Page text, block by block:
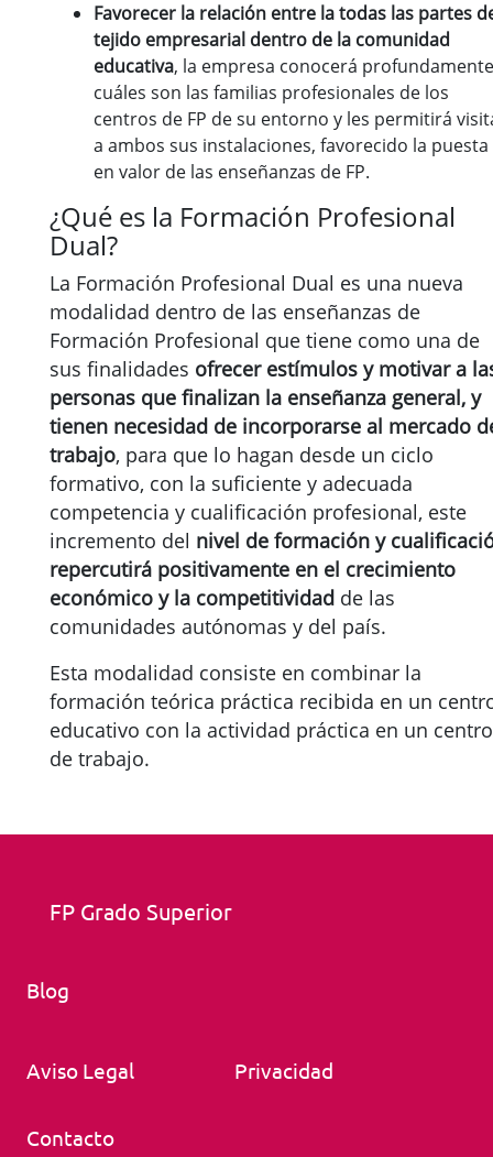
Favorecer la relación entre la todas las partes
tejido empresarial dentro de la comunidad
educativa, la empresa conocerá profundamente
cuáles son las familias profesionales de los
centros de FP de su entorno y les permitirá
a ambos sus instalaciones, favorecido la puesta
en valor de las enseñanzas de FP.
¿Qué es la Formación Profesional
Dual?
La Formación Profesional Dual es una nueva
modalidad dentro de las enseñanzas de
Formación Profesional que tiene como una de
sus finalidades ofrecer estímulos y motivar a
personas que finalizan la enseñanza general, y
tienen necesidad de incorporarse al mercado
trabajo, para que lo hagan desde un ciclo
formativo, con la suficiente y adecuada
competencia y cualificación profesional, este
incremento del nivel de formación y
repercutirá positivamente en el crecimiento
económico y la competitividad de las
comunidades autónomas y del país.
Esta modalidad consiste en combinar la
formación teórica práctica recibida en un
educativo con la actividad práctica en un centro
de trabajo.
FP Grado Superior
Blog
Aviso Legal Privacidad
Contacto